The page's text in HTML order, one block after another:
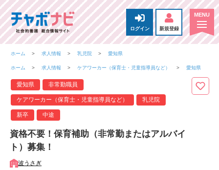
ログイン 新規登録
ホーム 求人情報 乳児院 愛知県
ホーム 求人情報 ケアワーカー（保育士・児童指導員など） 愛知県
愛知県 非常勤職員
ケアワーカー（保育士・児童指導員など） 乳児院
新卒 中途
資格不要！保育補助（非常勤またはアルバイ
ト）募集！
波うさぎ